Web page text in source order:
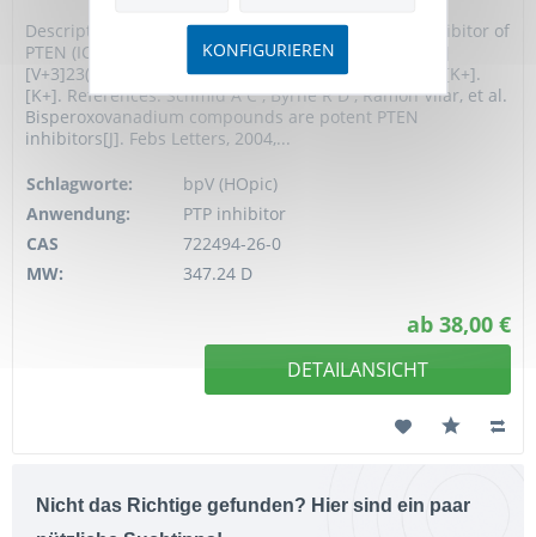
Description: BpV(HOpic) (bpV (HOpic)) is a potent inhibitor of
PTEN (IC50 of 14 nM). Target: PTEN. Smiles: O=C1[O-]
[V+3]23([O-][O-]2)([O-][O-]3)([N]4=CC(O)=CC=C14)=O.[K+].
[K+]. References: Schmid A C , Byrne R D , Ramón Vilar, et al.
Bisperoxovanadium compounds are potent PTEN
inhibitors[J]. Febs Letters, 2004,...
Schlagworte:
bpV (HOpic)
Anwendung:
PTP inhibitor
CAS
722494-26-0
MW:
347.24 D
ab 38,00 €
DETAILANSICHT
Nicht das Richtige gefunden? Hier sind ein paar
KONFIGURIEREN